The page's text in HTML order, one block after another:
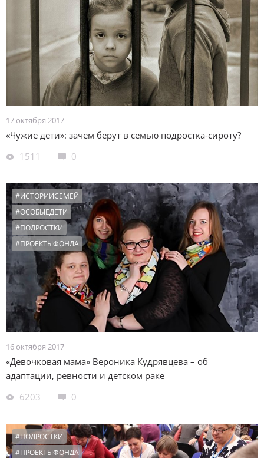
17 октября 2017
«Чужие дети»: зачем берут в семью подростка-сироту?
1511
0
#ИСТОРИИСЕМЕЙ
#ОСОБЫЕДЕТИ
#ПОДРОСТКИ
#ПРОЕКТЫФОНДА
16 октября 2017
«Девочковая мама» Вероника Кудрявцева – об
адаптации, ревности и детском раке
6203
0
#ПОДРОСТКИ
#ПРОЕКТЫФОНДА